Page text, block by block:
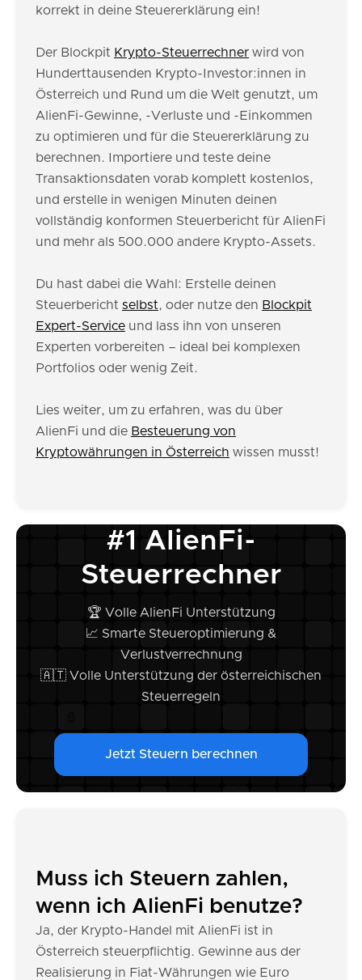
korrekt in deine Steuererklärung ein!
Der Blockpit Krypto-Steuerrechner wird von
Hunderttausenden Krypto-Investor:innen in
Österreich und Rund um die Welt genutzt, um
AlienFi-Gewinne, -Verluste und -Einkommen
zu optimieren und für die Steuererklärung zu
berechnen. Importiere und teste deine
Transaktionsdaten vorab komplett kostenlos,
und erstelle in wenigen Minuten deinen
vollständig konformen Steuerbericht für AlienFi
und mehr als 500.000 andere Krypto-Assets.
Du hast dabei die Wahl: Erstelle deinen
Steuerbericht selbst, oder nutze den Blockpit
Expert-Service und lass ihn von unseren
Experten vorbereiten – ideal bei komplexen
Portfolios oder wenig Zeit.
Lies weiter, um zu erfahren, was du über
AlienFi und die Besteuerung von
Kryptowährungen in Österreich wissen musst!
#1 AlienFi-
Steuerrechner
🏆 Volle AlienFi Unterstützung
📈 Smarte Steueroptimierung &
Verlustverrechnung
🇦🇹 Volle Unterstützung der österreichischen
Steuerregeln
Jetzt Steuern berechnen
Muss ich Steuern zahlen,
wenn ich AlienFi benutze?
Ja, der Krypto-Handel mit AlienFi ist in
Österreich steuerpflichtig. Gewinne aus der
Realisierung in Fiat-Währungen wie Euro